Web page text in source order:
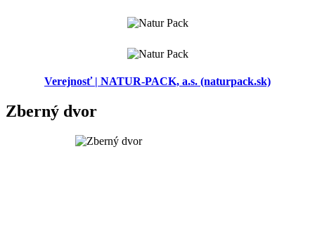
Verejnosť | NATUR-PACK, a.s. (naturpack.sk)
Zberný dvor